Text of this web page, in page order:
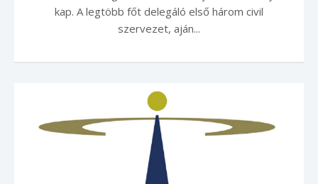
kap. A legtöbb főt delegáló első három civil
szervezet, aján...